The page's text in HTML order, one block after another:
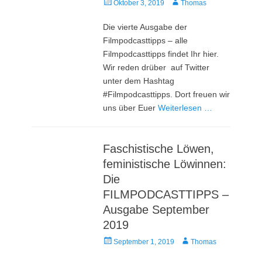
Veröffentlicht
Oktober 3, 2019 AutorThomas
Die vierte Ausgabe der
Filmpodcasttipps – alle
Filmpodcasttipps findet Ihr hier.
Wir reden drüber auf Twitter
unter dem Hashtag
#Filmpodcasttipps. Dort freuen wir
uns über EuerWeiterlesen …
Faschistische Löwen,
feministische Löwinnen:
Die
FILMPODCASTTIPPS –
Ausgabe September
2019
Veröffentlicht
September 1, 2019 AutorThomas